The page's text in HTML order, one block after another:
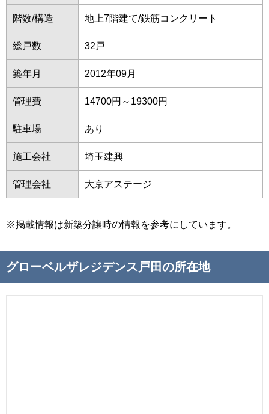
階数/構造 地上7階建て/鉄筋コンクリート
総戸数 32戸
築年月 2012年09月
管理費 14700円～19300円
駐車場 あり
施工会社 埼玉建興
管理会社 大京アステージ
※掲載情報は新築分譲時の情報を参考にしています。
グローベルザレジデンス戸田の所在地